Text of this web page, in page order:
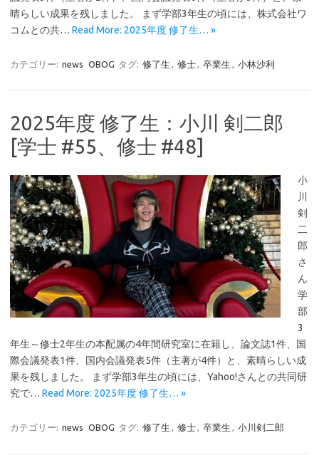
晴らしい成果を残しました。 まず学部3年生の頃には、株式会社ワ
コムとの共… Read More: 2025年度 修了生… »
カテゴリー: news OBOG タグ: 修了生 , 修士, 卒業生 , 小林沙利
2025年度 修了生：小川 剣二郎
[学士 #55、修士 #48]
小
川
剣
二
郎
さ
ん
学
部
3
年生～修士2年生の本配属の4年間研究室に在籍し、論文誌1件、国
際会議発表1件、国内会議発表5件（主著が4件）と、素晴らしい成
果を残しました。 まず学部3年生の頃には、Yahoo!さんとの共同研
究で… Read More: 2025年度 修了生… »
カテゴリー: news OBOG タグ: 修了生 , 修士, 卒業生 , 小川剣二郎